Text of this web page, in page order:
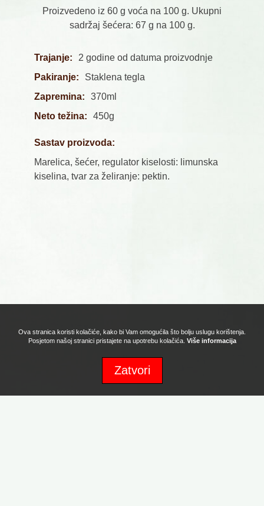
Ova stranica koristi kolačiće, kako bi Vam omogućila što bolju uslugu korištenja.
Posjetom našoj stranici pristajete na upotrebu kolačića. Više informacija
Zatvori
Proizvedeno iz 60 g voća na 100 g. Ukupni
sadržaj šećera: 67 g na 100 g.
Trajanje:
2 godine od datuma proizvodnje
Pakiranje:
Staklena tegla
Zapremina:
370ml
Neto težina:
450g
Sastav proizvoda:
Marelica, šećer, regulator kiselosti: limunska
kiselina, tvar za želiranje: pektin.